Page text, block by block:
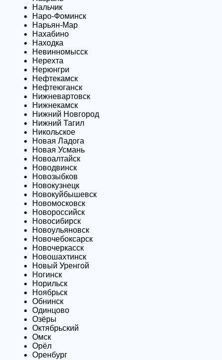
Нальчик
Наро-Фоминск
Нарьян-Мар
Нахабино
Находка
Невинномысск
Нерехта
Нерюнгри
Нефтекамск
Нефтеюганск
Нижневартовск
Нижнекамск
Нижний Новгород
Нижний Тагил
Никольское
Новая Ладога
Новая Усмань
Новоалтайск
Новодвинск
Новозыбков
Новокузнецк
Новокуйбышевск
Новомосковск
Новороссийск
Новосибирск
Новоульяновск
Новочебоксарск
Новочеркасск
Новошахтинск
Новый Уренгой
Ногинск
Норильск
Ноябрьск
Обнинск
Одинцово
Озёры
Октябрьский
Омск
Орёл
Оренбург